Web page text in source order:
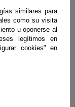
similares para
como su visita
u oponerse al
legítimos en
cookies" en